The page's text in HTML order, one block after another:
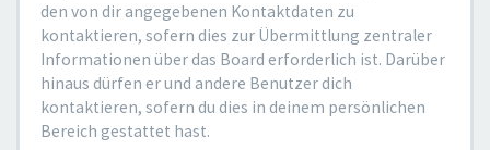
den von dir angegebenen Kontaktdaten zu
kontaktieren, sofern dies zur Übermittlung zentraler
Informationen über das Board erforderlich ist. Darüber
hinaus dürfen er und andere Benutzer dich
kontaktieren, sofern du dies in deinem persönlichen
Bereich gestattet hast.